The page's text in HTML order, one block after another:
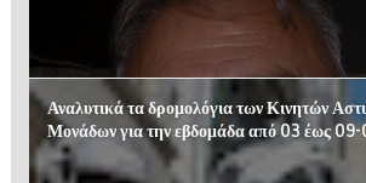
Αναλυτικά τα δρομολόγια των Κινητών
Μονάδων για την εβδομάδα από 03 έως